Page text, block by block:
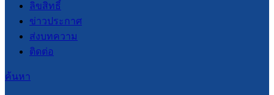
ลิขสิทธิ์
ข่าวประกาศ
ส่งบทความ
ติดต่อ
ค้นหา